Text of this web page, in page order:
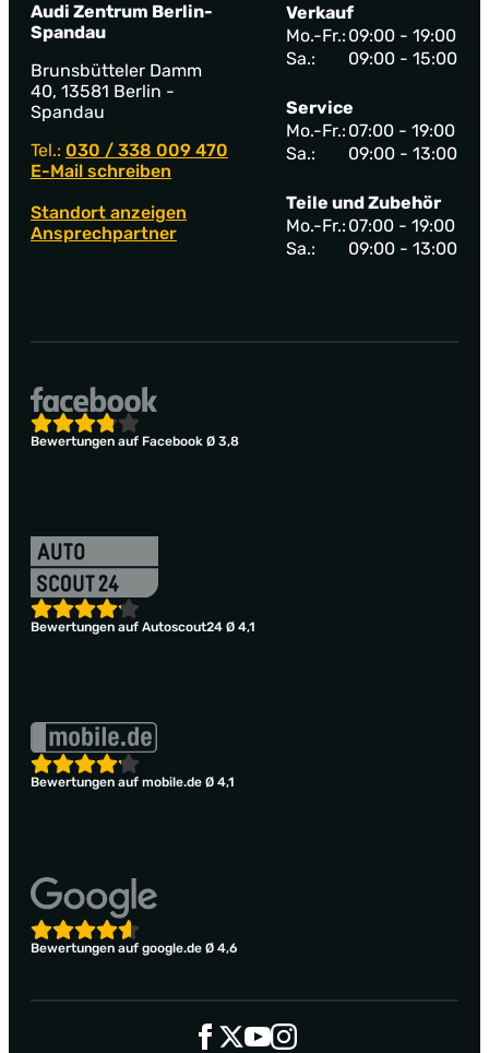
Audi Zentrum Berlin-
Spandau
Brunsbütteler Damm
40, 13581 Berlin -
Spandau
Tel.: 030 / 338 009 470
E-Mail schreiben
Standort anzeigen
Ansprechpartner
Verkauf
Mo.-Fr.: 09:00 - 19:00
Sa.:
09:00 - 15:00
Service
Mo.-Fr.: 07:00 - 19:00
Sa.:
09:00 - 13:00
Teile und Zubehör
Mo.-Fr.: 07:00 - 19:00
Sa.:
09:00 - 13:00
Bewertungen auf Facebook Ø 3,8
Bewertungen auf Autoscout24 Ø 4,1
Bewertungen auf mobile.de Ø 4,1
Bewertungen auf google.de Ø 4,6